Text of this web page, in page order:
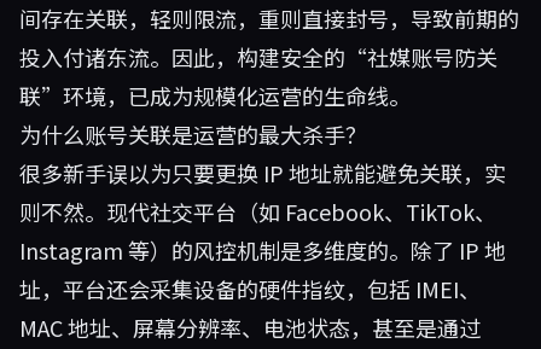
间存在关联，轻则限流，重则直接封号，导致前期的
投入付诸东流。因此，构建安全的“社媒账号防关
联”环境，已成为规模化运营的生命线。
为什么账号关联是运营的最大杀手？
很多新手误以为只要更换 IP 地址就能避免关联，实
则不然。现代社交平台（如 Facebook、TikTok、
Instagram 等）的风控机制是多维度的。除了 IP 地
址，平台还会采集设备的硬件指纹，包括 IMEI、
MAC 地址、屏幕分辨率、电池状态，甚至是通过